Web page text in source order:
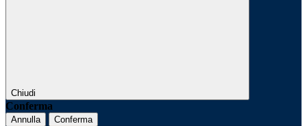
Chiudi
Conferma
Annulla Conferma